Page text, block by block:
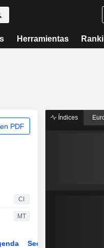
Herramientas
PDF
CI
MT
Sector
Índices